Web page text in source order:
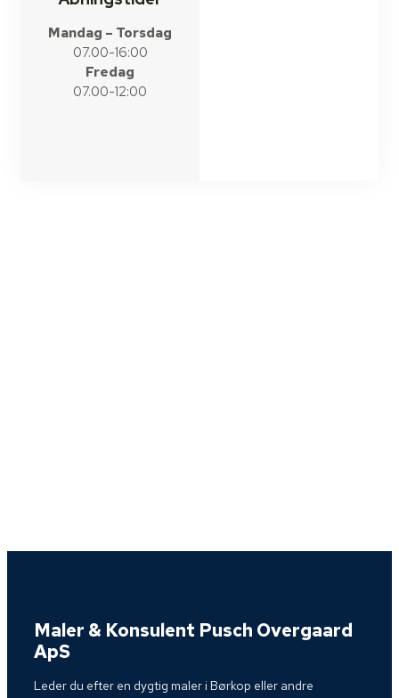
Mandag – Torsdag
07.00-16:00
Fredag
07.00-12:00
Maler & Konsulent Pusch Overgaard
ApS
Leder du efter en dygtig maler i Børkop eller andre